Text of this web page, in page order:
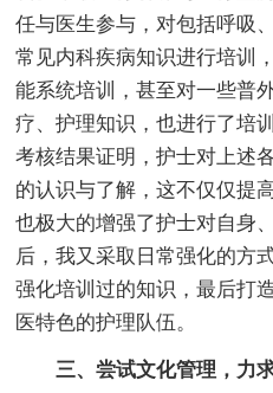
任与医生参与，对包括呼吸
常见内科疾病知识进行培训
能系统培训，甚至对一些普
疗、护理知识，也进行了培
考核结果证明，护士对上述
的认识与了解，这不仅仅提
也极大的增强了护士对自身
后，我又采取日常强化的方
强化培训过的知识，最后打
医特色的护理队伍。
三、尝试文化管理，力